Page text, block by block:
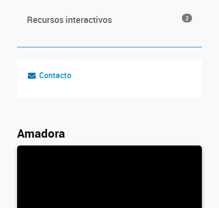
Recursos interactivos 2
Contacto
Amadora